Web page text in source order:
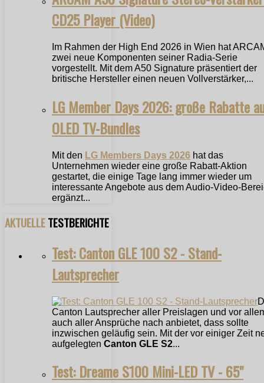
CD25 Player (Video)
Im Rahmen der High End 2026 in Wien hat
zwei neue Komponenten seiner Radia-Serie
vorgestellt. Mit dem A50 Signature präsentiert der
britische Hersteller einen neuen Vollverstärker,...
LG Member Days 2026: große Rabatte
OLED TV-Bundles
Mit den LG Members Days 2026 hat das
Unternehmen wieder eine große Rabatt-Aktion
gestartet, die einige Tage lang immer wieder um
interessante Angebote aus dem Audio-Video-
ergänzt...
AKTUELLETESTBERICHTE
Test: Canton GLE 100 S2 - Stand-
Lautsprecher
Canton Lautsprecher aller Preislagen und vor
auch aller Ansprüche nach anbietet, dass sollte
inzwischen geläufig sein. Mit der vor einiger Zeit
aufgelegten Canton GLE S2...
Test: Dreame S100 Mini-LED TV - 65"